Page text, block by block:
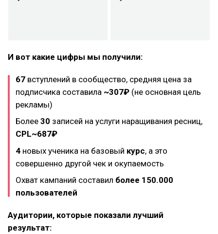
И вот какие цифры мы получили:
67 вступлений в сообщество, средняя цена за
подписчика составила ~307₽ (не основная цель
рекламы)
Более 30 записей на услуги наращивания ресниц,
CPL~687₽
4 новых ученика на базовый курс, а это
совершенно другой чек и окупаемость
Охват кампаний составил более 150.000
пользователей
Аудитории, которые показали лучший
результат: